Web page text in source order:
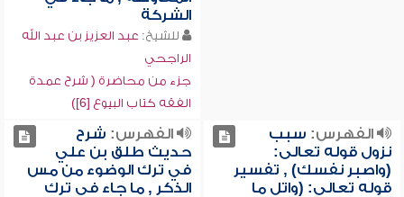
الشركة
للشيخ: عبد العزيز بن عبد الله
الراجحي
جزء من محاضرة ( شرح عمدة
الفقه كتاب البيوع [6])
الفهرس: سبب
نزول قوله تعالى:
(واصبر نفسك) , تفسير
قوله تعالى: (واتل ما
الفهرس: شرح
حديث طلق بن علي
في ترك الوضوء من مس
الذكر , ما جاء في ترك